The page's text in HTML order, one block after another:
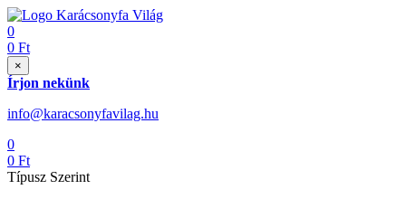
0
0 Ft
×
Írjon nekünk
info@karacsonyfavilag.hu
0
0 Ft
Típusz Szerint